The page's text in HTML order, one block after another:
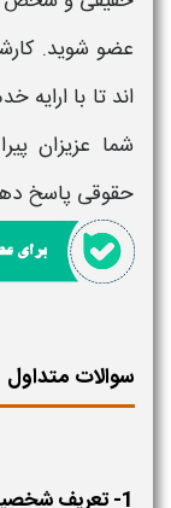
عضو شوید.
اند تا با
شما عزیزان
حقوقی پاسخ
سوالات متداول
1- تعریف شخصیت حقیقی چیست؟